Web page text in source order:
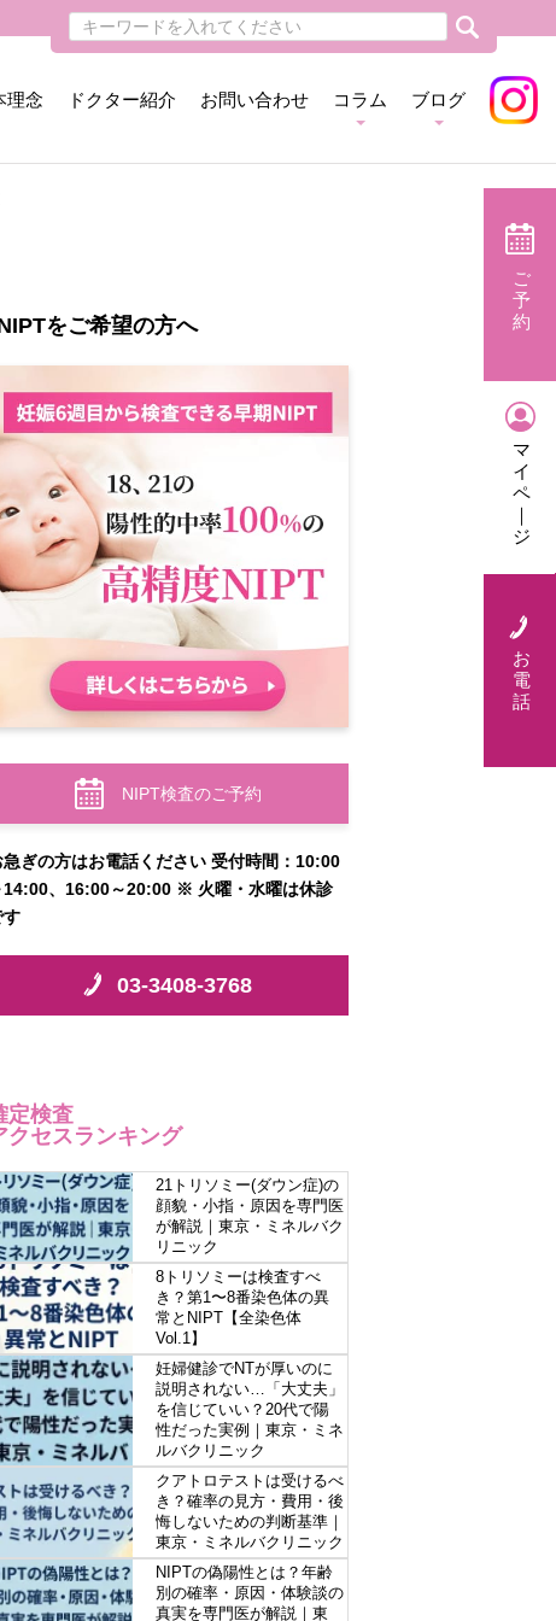
理念 ドクター紹介 お問い合わせ コラム ブログ
をご希望の方へ
NIPT検査のご予約
急ぎの方はお電話ください 受付時間：10:00
14:00、16:00～20:00 ※ 火曜・水曜は休診
す
03-3408-3768
定検査
クセスランキング
21トリソミー(ダウン症)の
顔貌・小指・原因を専門医
が解説｜東京・ミネルバク
リニック
8トリソミーは検査すべ
き？第1〜8番染色体の異
常とNIPT【全染色体
Vol.1】
妊婦健診でNTが厚いのに
説明されない…「大丈夫」
を信じていい？20代で陽
性だった実例｜東京・ミネ
ルバクリニック
クアトロテストは受けるべ
き？確率の見方・費用・後
悔しないための判断基準｜
東京・ミネルバクリニック
NIPTの偽陽性とは？年齢
別の確率・原因・体験談の
真実を専門医が解説｜東
ご
予
約
マ
イ
ペ
｜
ジ
お
電
話